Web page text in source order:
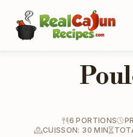
6 PORTIONS
CUISSON: 30 MIN